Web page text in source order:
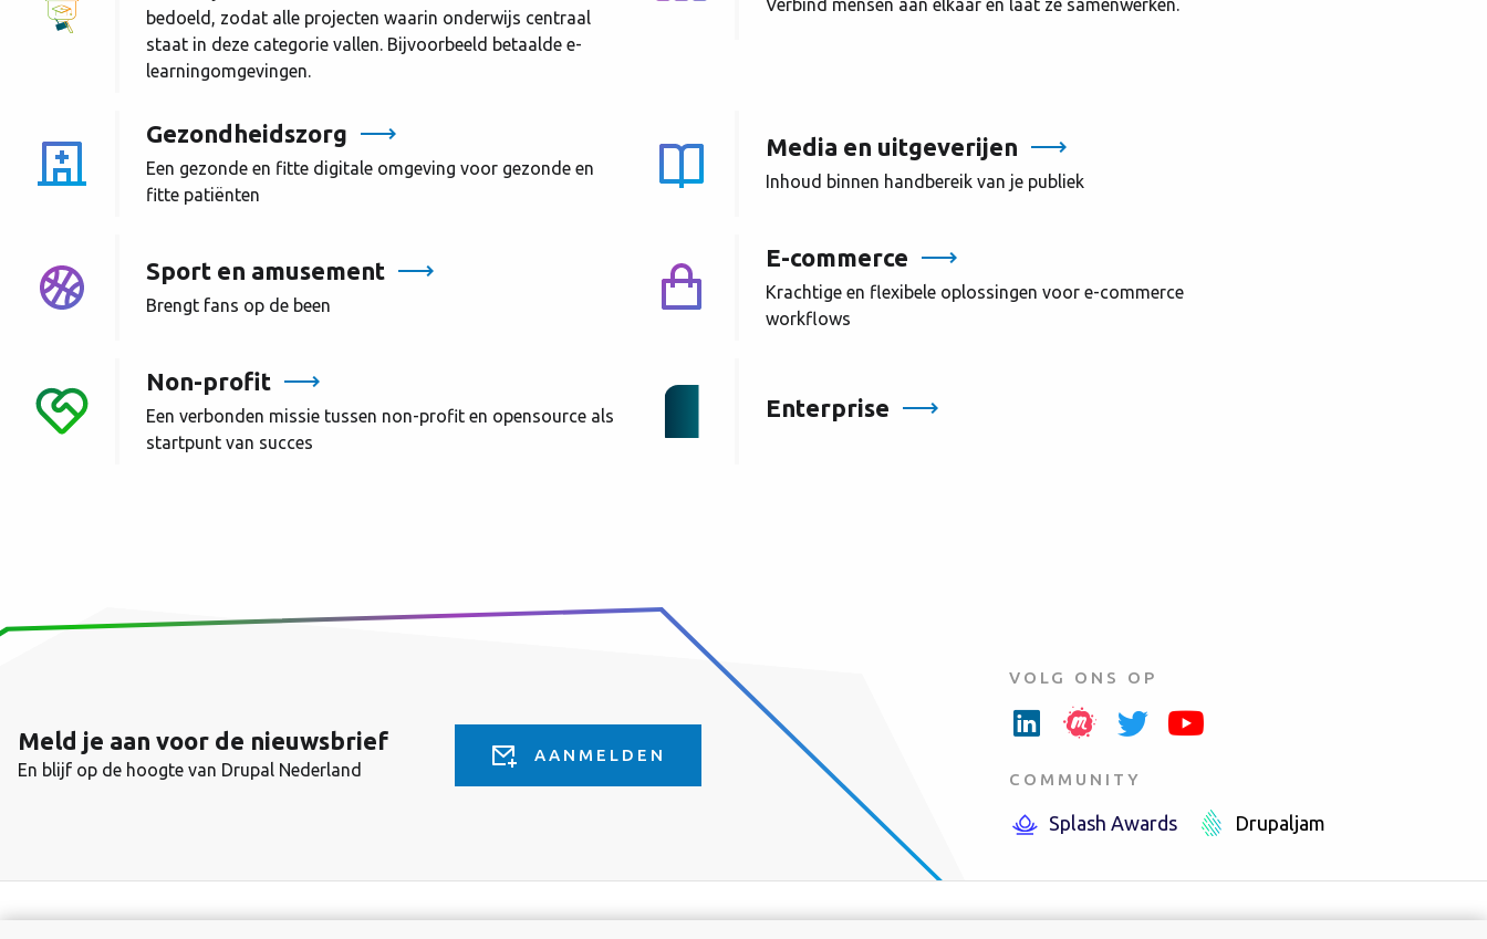
bedoeld, zodat alle projecten waarin onderwijs centraal
staat in deze categorie vallen. Bijvoorbeeld betaalde e-
learningomgevingen.
Verbind mensen aan elkaar en laat ze samenwerken.
Gezondheidszorg
Een gezonde en fitte digitale omgeving voor gezonde en
fitte patiënten
Media en uitgeverijen
Inhoud binnen handbereik van je publiek
Sport en amusement
Brengt fans op de been
E-commerce
Krachtige en flexibele oplossingen voor e-commerce
workflows
Non-profit
Een verbonden missie tussen non-profit en opensource als
startpunt van succes
Enterprise
Meld je aan voor de nieuwsbrief
En blijf op de hoogte van Drupal Nederland
AANMELDEN
VOLG ONS OP
COMMUNITY
Splash Awards Drupaljam